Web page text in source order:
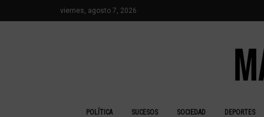
viernes, agosto 7, 2026
POLÍTICA SUCESOS SOCIEDAD DEPORTES